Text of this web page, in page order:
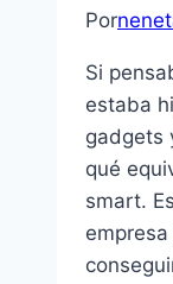
Por
Si
estaba
gadgets
qué
smart.